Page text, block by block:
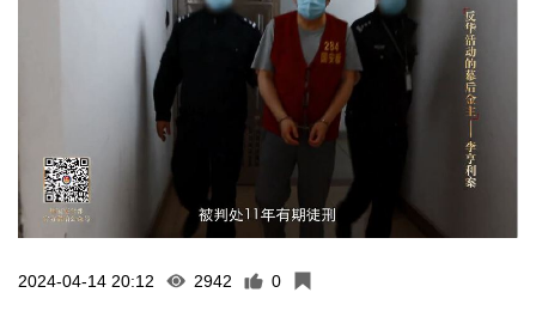
2024-04-14 20:12 2942 0